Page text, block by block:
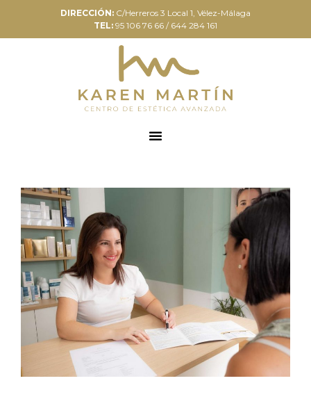
DIRECCIÓN: C/Herreros 3 Local 1, Vélez-Málaga
TEL: 95 106 76 66 / 644 284 161